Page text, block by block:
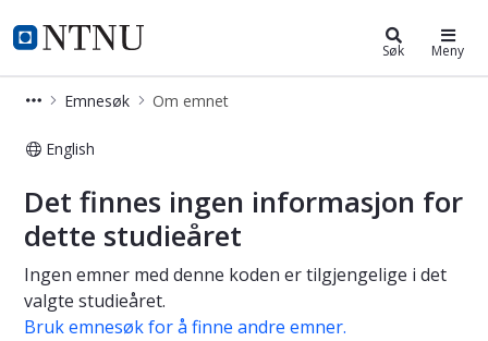
NTNU Hjemmeside
Studier Søk Meny
Emnesøk Om emnet
English
Om emnet
Det finnes ingen informasjon for
dette studieåret
Ingen emner med denne koden er tilgjengelige i det
valgte studieåret.
Bruk emnesøk for å finne andre emner.